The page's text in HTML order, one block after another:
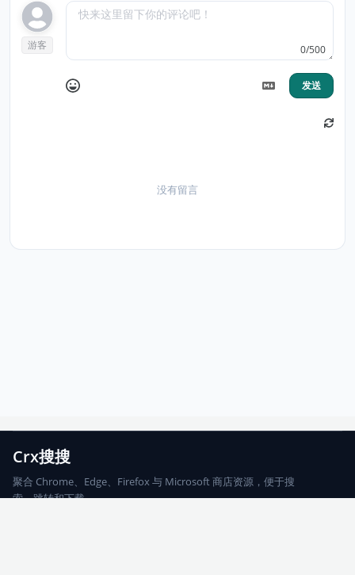
游客 0/500
发送
没有留言
Crx搜搜
聚合 Chrome、Edge、Firefox 与 Microsoft 商店资源，便于搜
索、跳转和下载。